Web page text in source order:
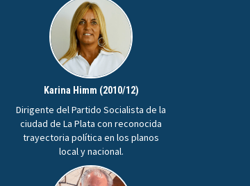
Karina Himm (2010/12)
Dirigente del Partido Socialista de la
ciudad de La Plata con reconocida
trayectoria política en los planos
local y nacional.